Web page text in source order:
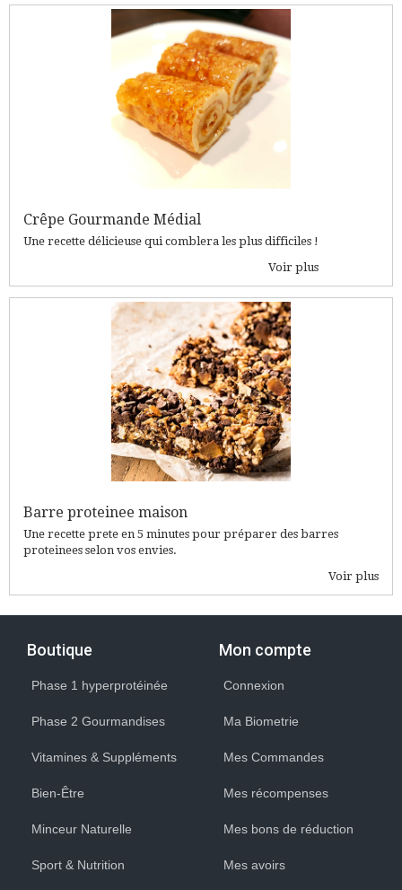
Crêpe Gourmande Médial
Une recette délicieuse qui comblera les plus difficiles !
Voir plus
Barre proteinee maison
Une recette prete en 5 minutes pour préparer des barres
proteinees selon vos envies.
Voir plus
Boutique
Phase 1 hyperprotéinée
Phase 2 Gourmandises
Vitamines & Suppléments
Bien-Être
Minceur Naturelle
Sport & Nutrition
Mon compte
Connexion
Ma Biometrie
Mes Commandes
Mes récompenses
Mes bons de réduction
Mes avoirs